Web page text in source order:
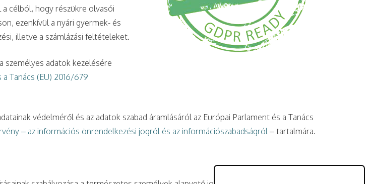
célból, hogy részükre olvasói
ezenkívül a nyári gyermek- és
illetve a számlázási feltételeket.
személyes adatok kezelésére
Tanács (EU) 2016/679
védelméről és az adatok szabad áramlásáról az Európai Parlament és a Tanács
– az információs önrendelkezési jogról és az információszabadságról– tartalmára.